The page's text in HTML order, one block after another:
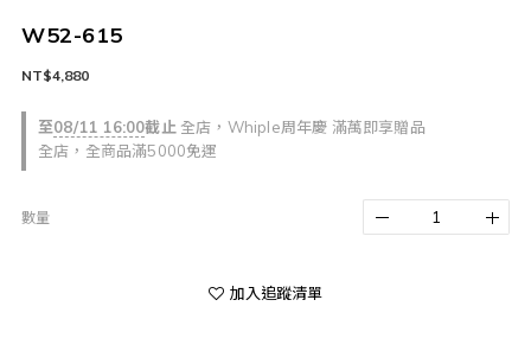
W52-615
至08/11 16:00截止 全店，Whiple周年慶 滿萬即享贈品
全店，全商品滿5000免運
NT$4,880
數量
加入追蹤清單